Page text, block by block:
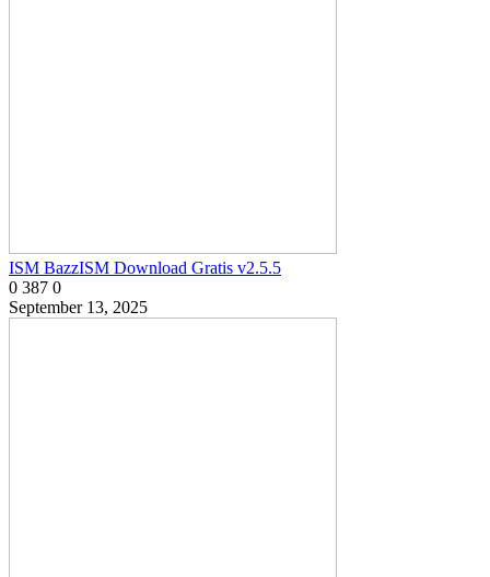
ISM BazzISM Download Gratis v2.5.5
0 387 0
September 13, 2025